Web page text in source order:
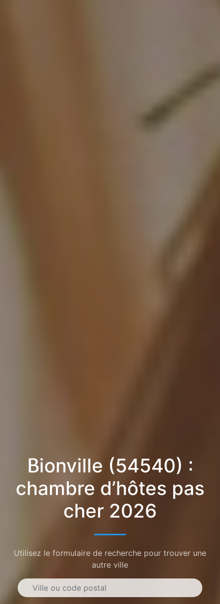
Bionville (54540) :
chambre d’hôtes pas
cher 2026
Utilisez le formulaire de recherche pour trouver une
autre ville